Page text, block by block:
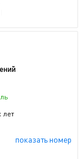
лет
показать номер
26-87